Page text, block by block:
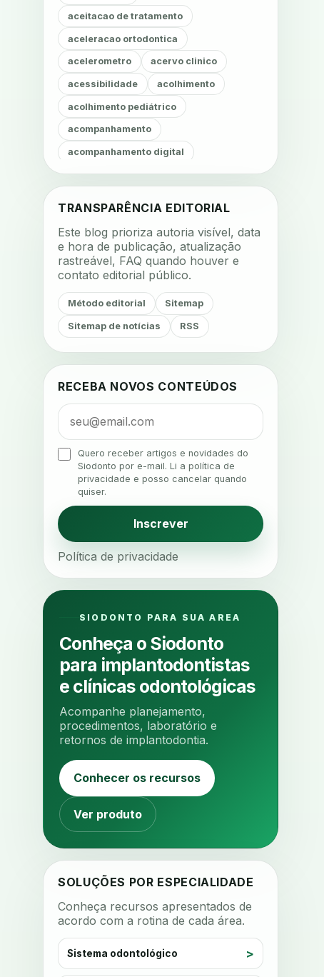
aceitacao de tratamento
aceleracao ortodontica
acelerometro acervo clinico
acessibilidade acolhimento
acolhimento pediátrico
acompanhamento
acompanhamento digital
acompanhamento fonoaudiológico
acompanhamento terapêutico
acustica acustica clinica
adesao do paciente
adesao odontologica
adesao tratamento
aerossois
agenda agenda clinica
agenda inteligente
agenda odontologica
agendamento
agendamento digital
agua da cadeira ajuste estetico
alta digital alta rotacao
ambiente clinico ampliacao
analgesia analgesia digital
analise 3d
analise elementos finitos
analise facial analise funcional
anamnese
anamnese digital
anamnese estruturada
anestesia
anestesia local anotacoes
ansiedade na cadeira
TRANSPARÊNCIA EDITORIAL
Este blog prioriza autoria visível, data
e hora de publicação, atualização
rastreável, FAQ quando houver e
contato editorial público.
Método editorial Sitemap
Sitemap de notícias RSS
RECEBA NOVOS CONTEÚDOS
Quero receber artigos e novidades do
Siodonto por e-mail. Li a política de
privacidade e posso cancelar quando
quiser.
Inscrever
Política de privacidade
SIODONTO PARA SUA AREA
Conheça o Siodonto
para implantodontistas
e clínicas odontológicas
Acompanhe planejamento,
procedimentos, laboratório e
retornos de implantodontia.
Conhecer os recursos
Ver produto
SOLUÇÕES POR ESPECIALIDADE
Conheça recursos apresentados de
acordo com a rotina de cada área.
Sistema odontológico